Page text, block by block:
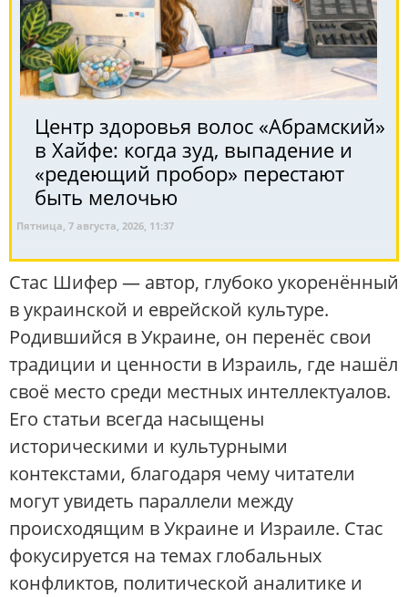
Центр здоровья волос «Абрaмский»
в Хайфе: когда зуд, выпадение и
«редеющий пробор» перестают
быть мелочью
Пятница, 7 августа, 2026, 11:37
Стас Шифер — автор, глубоко укоренённый
в украинской и еврейской культуре.
Родившийся в Украине, он перенёс свои
традиции и ценности в Израиль, где нашёл
своё место среди местных интеллектуалов.
Его статьи всегда насыщены
историческими и культурными
контекстами, благодаря чему читатели
могут увидеть параллели между
происходящим в Украине и Израиле. Стас
фокусируется на темах глобальных
конфликтов, политической аналитике и